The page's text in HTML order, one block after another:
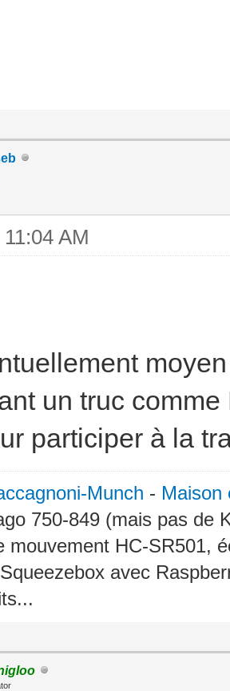
AM
un truc
participer à la
Munch - Maison
750-849 (mais pas de
mouvement HC-SR501,
avec